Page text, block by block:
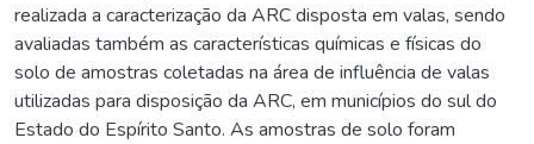
realizada a caracterização da ARC disposta em valas, sendo
avaliadas também as características químicas e físicas do
solo de amostras coletadas na área de influência de valas
utilizadas para disposição da ARC, em municípios do sul do
Estado do Espírito Santo. As amostras de solo foram